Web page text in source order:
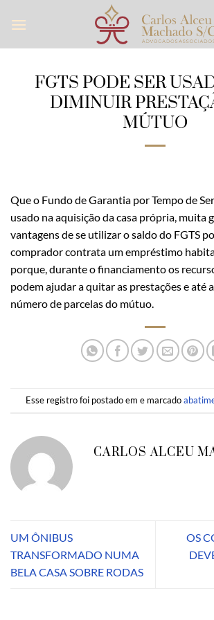
FGTS PODE SER
DIMINUIR
MÚTUO
Que o Fundo de Garantia por Tempo de
usado na aquisição da casa própria, muita
vantagens de se utilizar o saldo do FGTS
comprador contrata um empréstimo
porque, durante o financiamento os
podem ajudar a quitar as prestações e até
número de parcelas do mútuo.
Esse registro foi postado em e marcado
CARLOS ALCEU
UM ÔNIBUS
TRANSFORMADO NUMA
BELA CASA SOBRE RODAS
OS